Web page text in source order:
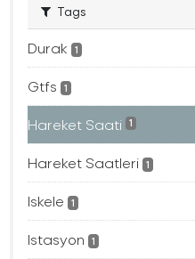
Tags
Durak 1
Gtfs 1
Hareket Saati 1
Hareket Saatleri 1
Iskele 1
Istasyon 1